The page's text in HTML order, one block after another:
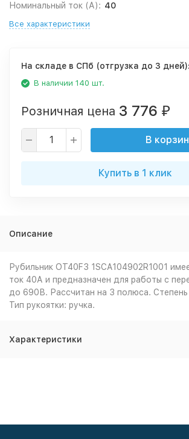
Номинальный ток (А): 40
Все характеристики
На складе в СПб (отгрузка до 3 дней):
В наличии 140 шт.
Розничная цена 3 776 ₽
В
Купить в 1 клик
Описание
Рубильник OT40F3 1SCA104902R1001
ток 40А и предназначен для работы с
до 690В. Рассчитан на 3 полюса. Степень
Тип рукоятки: ручка.
Характеристики